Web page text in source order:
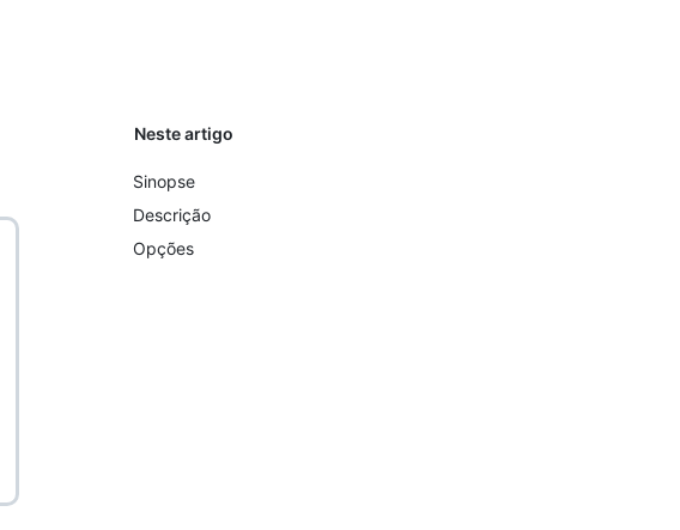
Neste artigo
Sinopse
Descrição
Opções